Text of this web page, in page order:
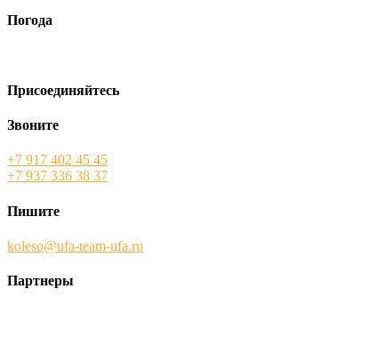
Погода
Присоединяйтесь
Звоните
+7 917 402 45 45
+7 937 336 38 37
Пишите
koleso@ufa-team-ufa.ru
Партнеры